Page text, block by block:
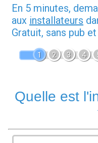
En 5 minutes,
aux installateurs
Gratuit, sans pub
1 2 3 4
Quelle est